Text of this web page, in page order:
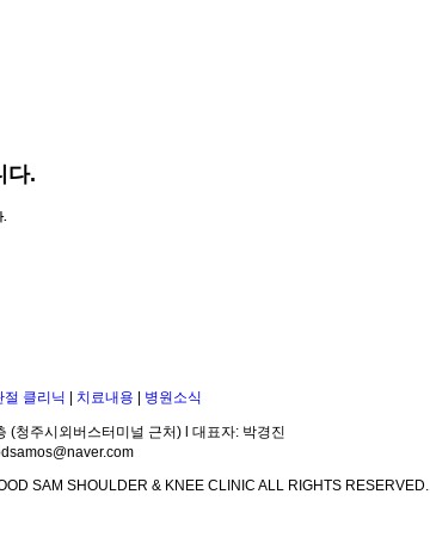
다.
절 클리닉 치료내용 병원소식
(청주시외버스터미널 근처) l 대표자: 박경진
SAM SHOULDER & KNEE CLINIC ALL RIGHTS RESERVED.